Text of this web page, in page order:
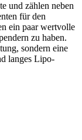
und zählen neben
für den
ein paar wertvolle
zu haben.
sondern eine
langes Lipo-